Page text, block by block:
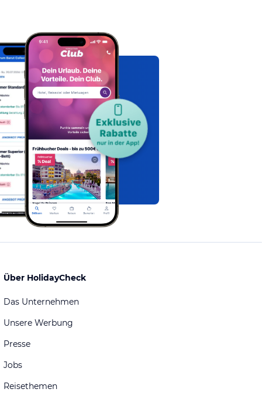
Über HolidayCheck
Das Unternehmen
Unsere Werbung
Presse
Jobs
Reisethemen